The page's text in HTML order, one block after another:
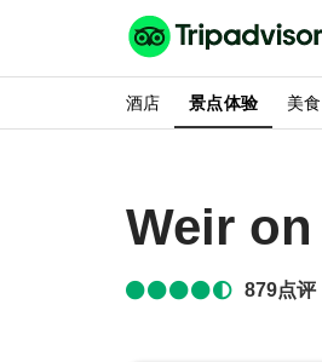
猫途鹰:景点、酒店、
点评
酒店 景点体验 美食
Weir
879点评